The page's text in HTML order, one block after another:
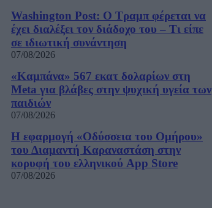
Washington Post: Ο Τραμπ φέρεται να
έχει διαλέξει τον διάδοχο του – Τι είπε
σε ιδιωτική συνάντηση
07/08/2026
«Καμπάνα» 567 εκατ δολαρίων στη
Meta για βλάβες στην ψυχική υγεία των
παιδιών
07/08/2026
Η εφαρμογή «Οδύσσεια του Ομήρου»
του Διαμαντή Καραναστάση στην
κορυφή του ελληνικού App Store
07/08/2026